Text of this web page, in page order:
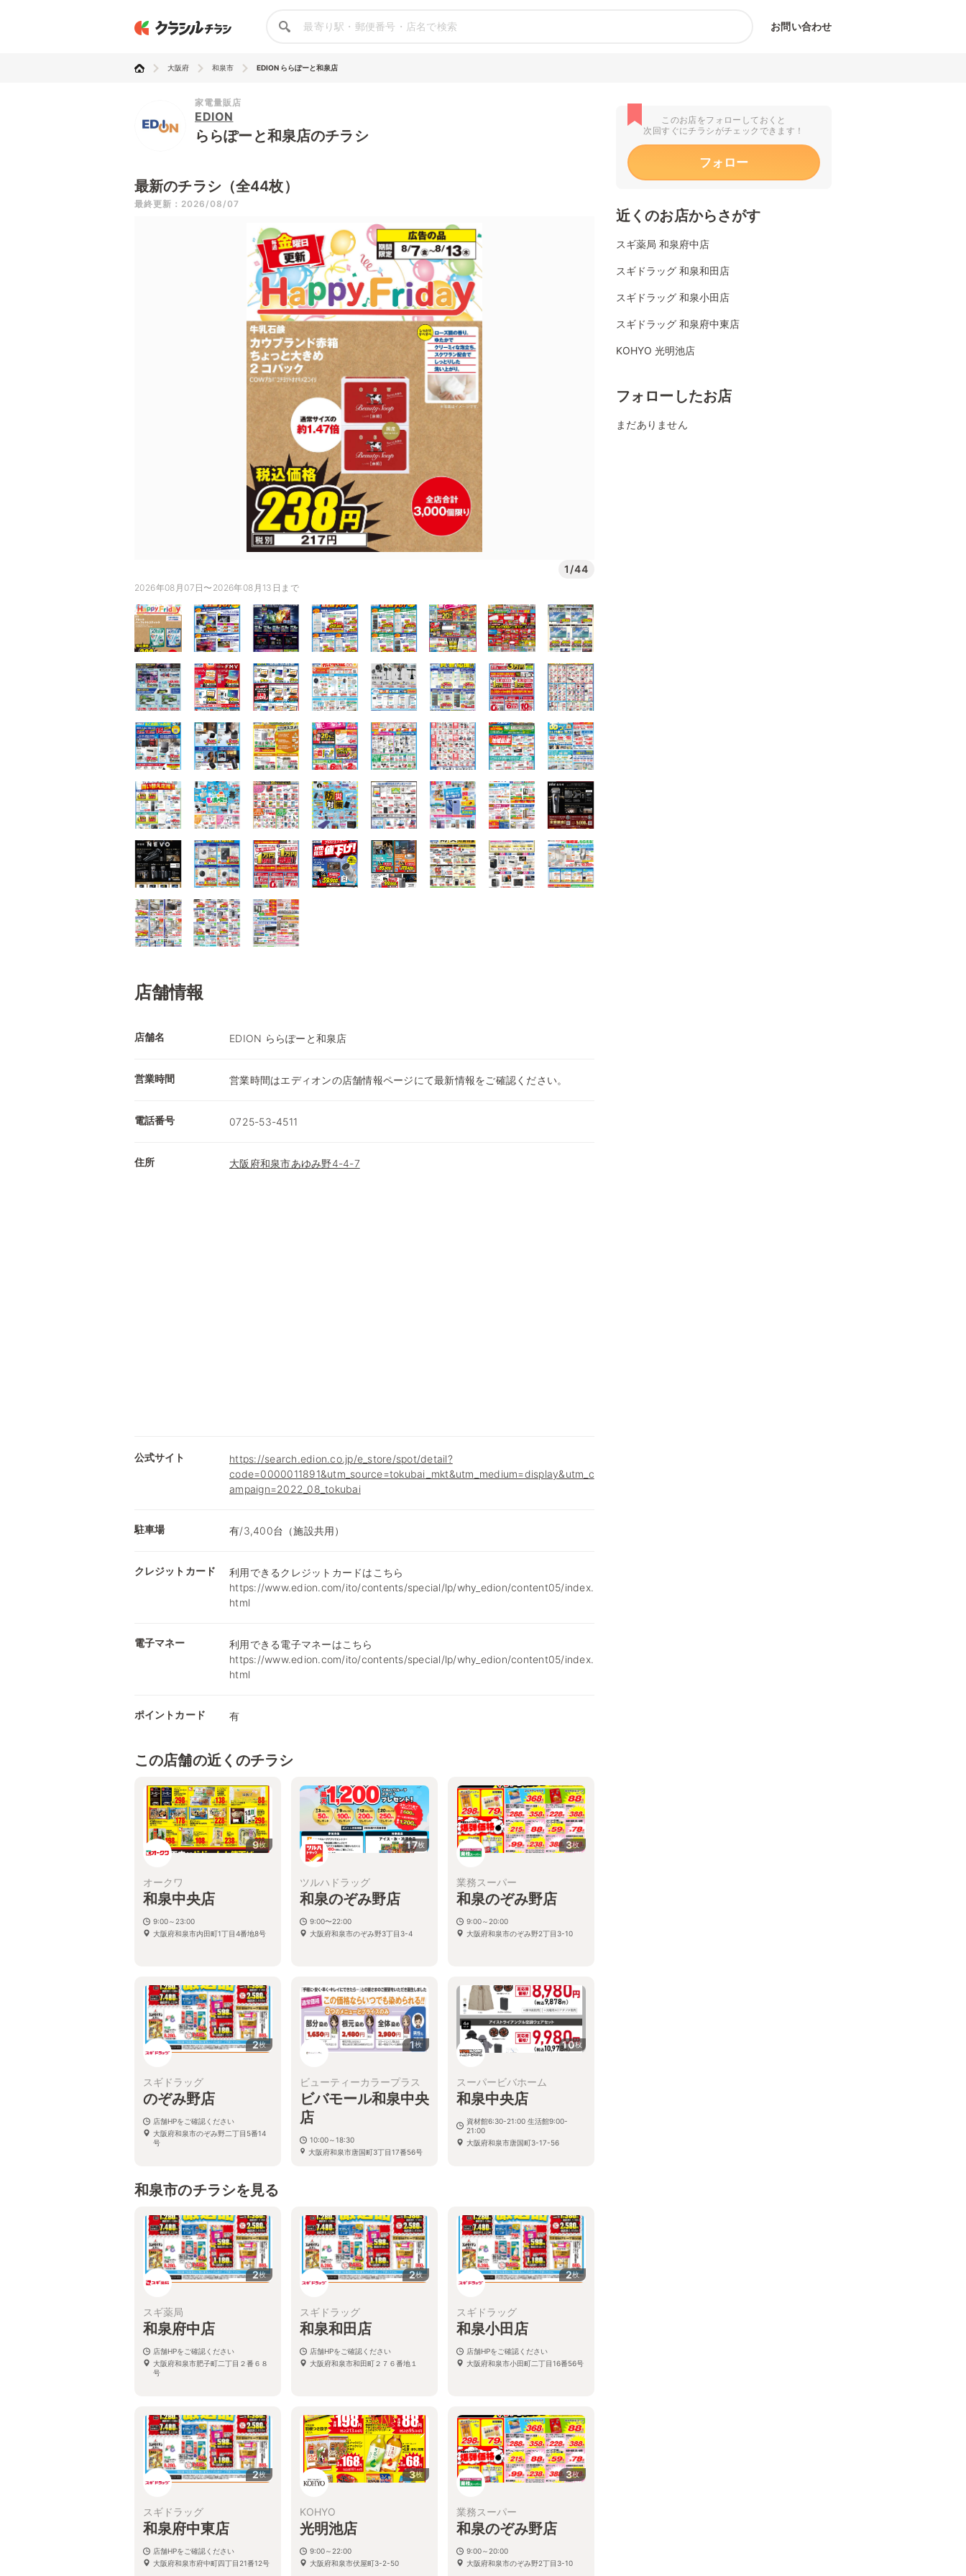
お問い合わせ
大阪府 和泉市 EDION ららぽーと和泉店
家電量販店
EDION
ららぽーと和泉店のチラシ
最新のチラシ（全44枚）
最終更新：2026/08/07
1/44
2026年08月07日〜2026年08月13日まで
店舗情報
店舗名 EDION ららぽーと和泉店
営業時間 営業時間はエディオンの店舗情報ページにて最新情報をご確認ください。
電話番号 0725-53-4511
住所 大阪府和泉市あゆみ野4-4-7
公式サイト
https://search.edion.co.jp/e_store/spot/detail?
code=0000011891&utm_source=tokubai_mkt&utm_medium=display&utm_c
ampaign=2022_08_tokubai
駐車場 有/3,400台（施設共用）
クレジットカード
利用できるクレジットカードはこちら
https://www.edion.com/ito/contents/special/lp/why_edion/content05/index.
html
電子マネー
利用できる電子マネーはこちら
https://www.edion.com/ito/contents/special/lp/why_edion/content05/index.
html
ポイントカード 有
この店舗の近くのチラシ
9枚
オークワ
和泉中央店
9:00～23:00
大阪府和泉市内田町1丁目4番地8号
17枚
ツルハドラッグ
和泉のぞみ野店
9:00〜22:00
大阪府和泉市のぞみ野3丁目3-4
3枚
業務スーパー
和泉のぞみ野店
9:00～20:00
大阪府和泉市のぞみ野2丁目3-10
2枚
スギドラッグ
のぞみ野店
店舗HPをご確認ください
大阪府和泉市のぞみ野二丁目5番14
号
1枚
ビューティーカラープラス
ビバモール和泉中央
店
10:00～18:30
大阪府和泉市唐国町3丁目17番56号
10枚
スーパービバホーム
和泉中央店
資材館6:30-21:00 生活館9:00-
21:00
大阪府和泉市唐国町3-17-56
和泉市のチラシを見る
2枚
スギ薬局
和泉府中店
店舗HPをご確認ください
大阪府和泉市肥子町二丁目２番６８
号
2枚
スギドラッグ
和泉和田店
店舗HPをご確認ください
大阪府和泉市和田町２７６番地１
2枚
スギドラッグ
和泉小田店
店舗HPをご確認ください
大阪府和泉市小田町二丁目16番56号
2枚
スギドラッグ
和泉府中東店
店舗HPをご確認ください
大阪府和泉市府中町四丁目21番12号
3枚
KOHYO
光明池店
9:00～22:00
大阪府和泉市伏屋町3-2-50
3枚
業務スーパー
和泉のぞみ野店
9:00～20:00
大阪府和泉市のぞみ野2丁目3-10
このお店をフォローしておくと
次回すぐにチラシがチェックできます！
フォロー
近くのお店からさがす
スギ薬局 和泉府中店
スギドラッグ 和泉和田店
スギドラッグ 和泉小田店
スギドラッグ 和泉府中東店
KOHYO 光明池店
フォローしたお店
まだありません